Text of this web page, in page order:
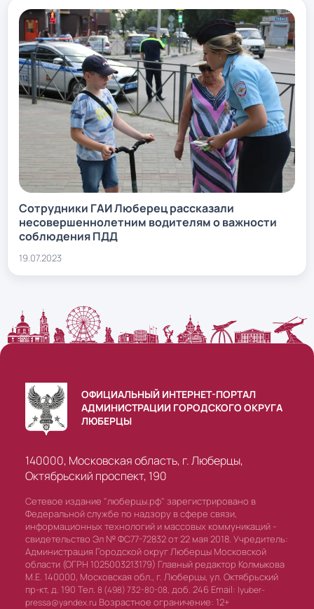
Сотрудники ГАИ Люберец рассказали
несовершеннолетним водителям о важности
соблюдения ПДД
19.07.2023
ОФИЦИАЛЬНЫЙ ИНТЕРНЕТ-ПОРТАЛ
АДМИНИСТРАЦИИ ГОРОДСКОГО ОКРУГА
ЛЮБЕРЦЫ
140000, Московская область, г. Люберцы,
Октябрьский проспект, 190
Сетевое издание "люберцы.рф" зарегистрировано в
Федеральной службе по надзору в сфере связи,
информационных технологий и массовых коммуникаций -
свидетельство Эл № ФС77-72832 от 22 мая 2018. Учредитель:
Администрация Городской округ Люберцы Московской
области (ОГРН 1025003213179) Главный редактор Колмыкова
М.Е. 140000, Московская обл., г. Люберцы, ул. Октябрьский
пр-кт, д. 190 Тел. 8 (498) 732-80-08, доб. 246 Email: lyuber-
pressa@yandex.ru Возрастное ограничение: 12+